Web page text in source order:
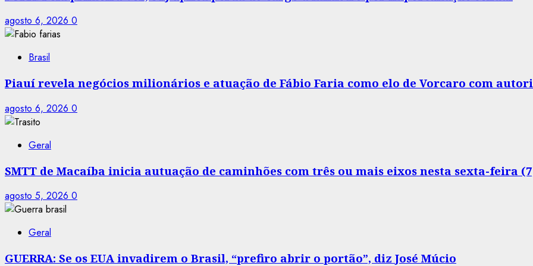
agosto 6, 2026 0
Brasil
Piauí revela negócios milionários e atuação de Fábio Faria como elo de Vorcaro com
agosto 6, 2026 0
Geral
SMTT de Macaíba inicia autuação de caminhões com três ou mais eixos nesta sexta-feira
agosto 5, 2026 0
Geral
GUERRA: Se os EUA invadirem o Brasil, “prefiro abrir o portão”, diz José Múcio